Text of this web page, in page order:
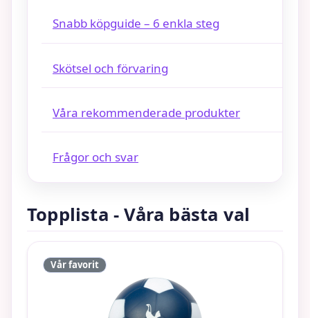
Snabb köpguide – 6 enkla steg
Skötsel och förvaring
Våra rekommenderade produkter
Frågor och svar
Topplista - Våra bästa val
Vår favorit